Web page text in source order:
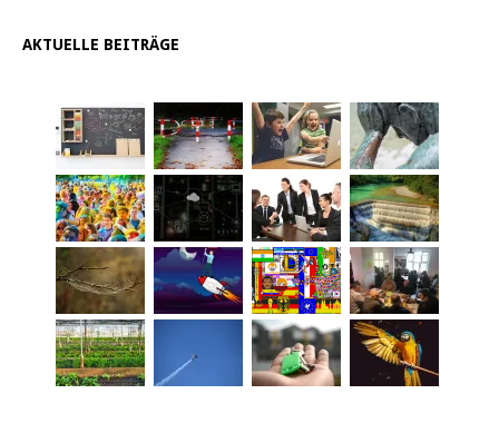
AKTUELLE BEITRÄGE